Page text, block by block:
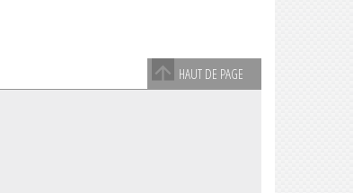
HAUT DE PAGE